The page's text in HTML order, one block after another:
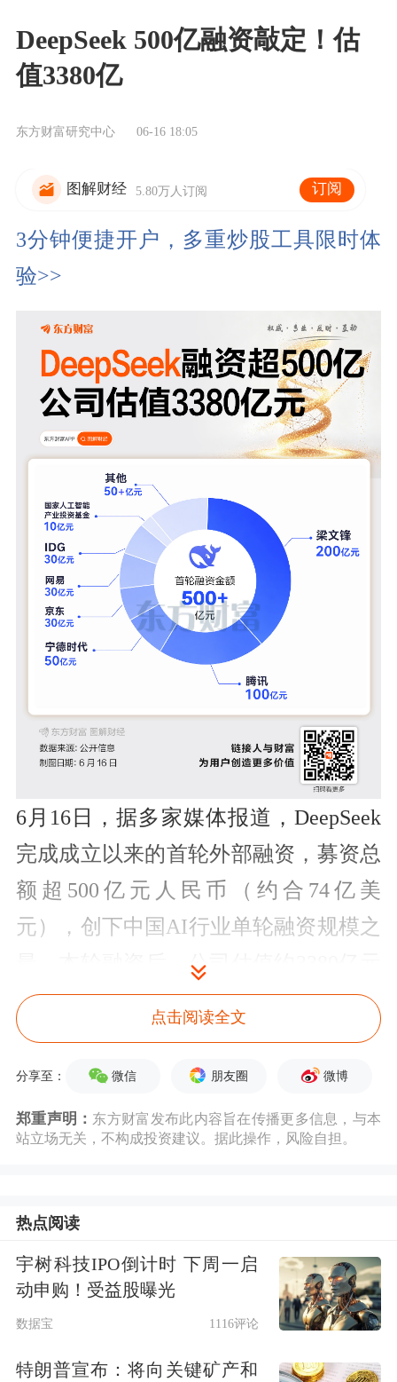
DeepSeek 500亿融资敲定！估
值3380亿
东方财富研究中心 06-16 18:05
图解财经 5.80万人订阅 订阅
3分钟便捷开户，多重炒股工具限时体
验>>
6月16日，据多家媒体报道，DeepSeek
完成成立以来的首轮外部融资，募资总
额超500亿元人民币（约合74亿美
元），创下中国AI行业单轮融资规模之
最。本轮融资后，公司估值约3380亿元
（约合500亿美元），跻身国内估值最
高的AI企业行列。
从出资阵容看，梁文锋本人以200亿元
成为最大出资方；腾讯出资100亿元，
产业投资基金出资10亿元。阵容横跨互
联网巨头、产业资本与知名投资机构，
体现了不同领域头部机构对DeepSeek技
点击阅读全文
分享至： 微信 朋友圈 微博
郑重声明： 东方财富发布此内容旨在传播更多信息，与本
站立场无关，不构成投资建议。据此操作，风险自担。
热点阅读
宇树科技IPO倒计时 下周一启
动申购！受益股曝光
数据宝 1116评论
特朗普宣布：将向关键矿产和